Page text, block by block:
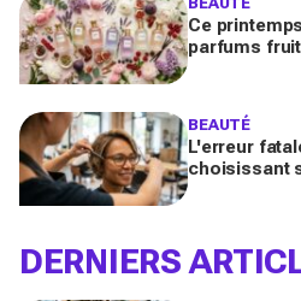
Ce
parfums
BEAUTÉ
L'erreur
choisissant
DERNIERS